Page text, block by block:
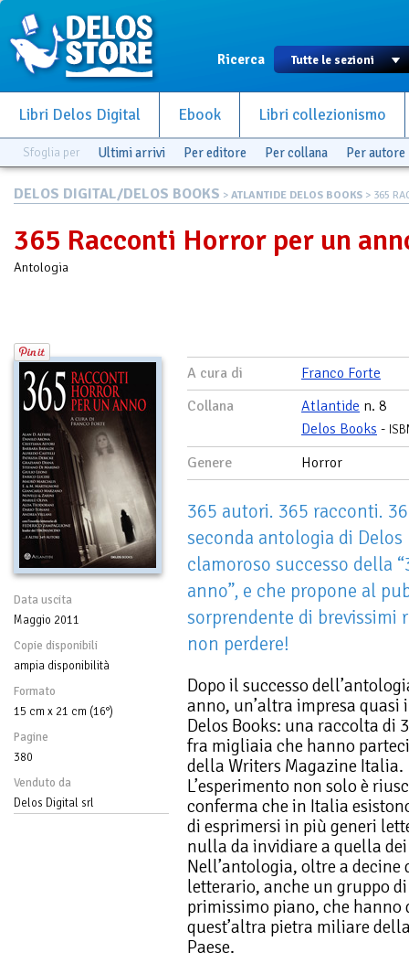
Ricerca
Libri Delos Digital Ebook Libri collezionismo
Sfoglia per Ultimi arrivi Per editore Per collana Per autore
DELOS DIGITAL/DELOS BOOKS > ATLANTIDE DELOS BOOKS > 365
365 Racconti Horror per un
Antologia
Data uscita
Maggio 2011
Copie disponibili
ampia disponibilità
Formato
15 cm x 21 cm (16°)
Pagine
380
Venduto da
Delos Digital srl
A cura di
Franco Forte
Collana
Atlantide n. 8
Delos Books -
Genere Horror
365 autori. 365 racconti.
seconda antologia di
clamoroso successo della
anno”, e che propone al
sorprendente di
non perdere!
Dopo il successo
anno, un’altra impresa quasi
Delos Books: una raccolta
fra migliaia che hanno
della Writers Magazine Italia.
L’esperimento non solo è
conferma che in Italia
di esprimersi in più generi
nulla da invidiare a quella
Nell’antologia, oltre a
letterario, anche un gruppo
primissimo piano, che
quest’altra pietra miliare
Paese.